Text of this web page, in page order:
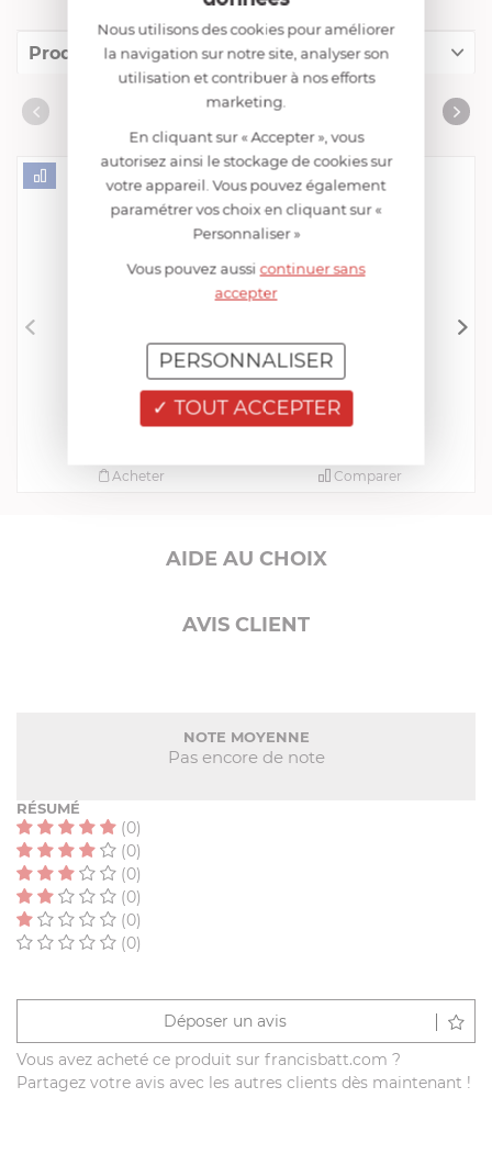
Produits conseillés
Consommables complémentaires
Livres de cuisine
PRODUITS CONSEILLÉS
CRISTEL
Presse Purée
EN STOCK - ENVOI SOUS 24/48H
Comparer
Acheter
AIDE AU CHOIX
AVIS CLIENT
NOTE MOYENNE
Pas encore de note
RÉSUMÉ
(0)
(0)
(0)
(0)
(0)
(0)
Déposer un avis
Vous avez acheté ce produit sur francisbatt.com ?
Partagez votre avis avec les autres clients dès maintenant !
Nous utilisons des cookies pour améliorer
la navigation sur notre site, analyser son
utilisation et contribuer à nos efforts
marketing.
En cliquant sur « Accepter », vous
autorisez ainsi le stockage de cookies sur
votre appareil. Vous pouvez également
paramétrer vos choix en cliquant sur «
Personnaliser »
Vous pouvez aussicontinuer sans
accepter
TOUT ACCEPTER
PERSONNALISER